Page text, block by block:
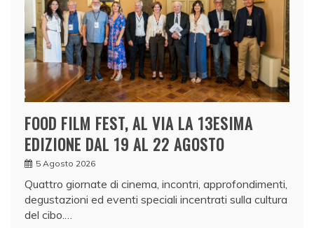
FOOD FILM FEST, AL VIA LA 13ESIMA
EDIZIONE DAL 19 AL 22 AGOSTO
5 Agosto 2026
Quattro giornate di cinema, incontri, approfondimenti,
degustazioni ed eventi speciali incentrati sulla cultura
del cibo.…